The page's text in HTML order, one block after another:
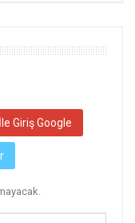
İle Giriş Google